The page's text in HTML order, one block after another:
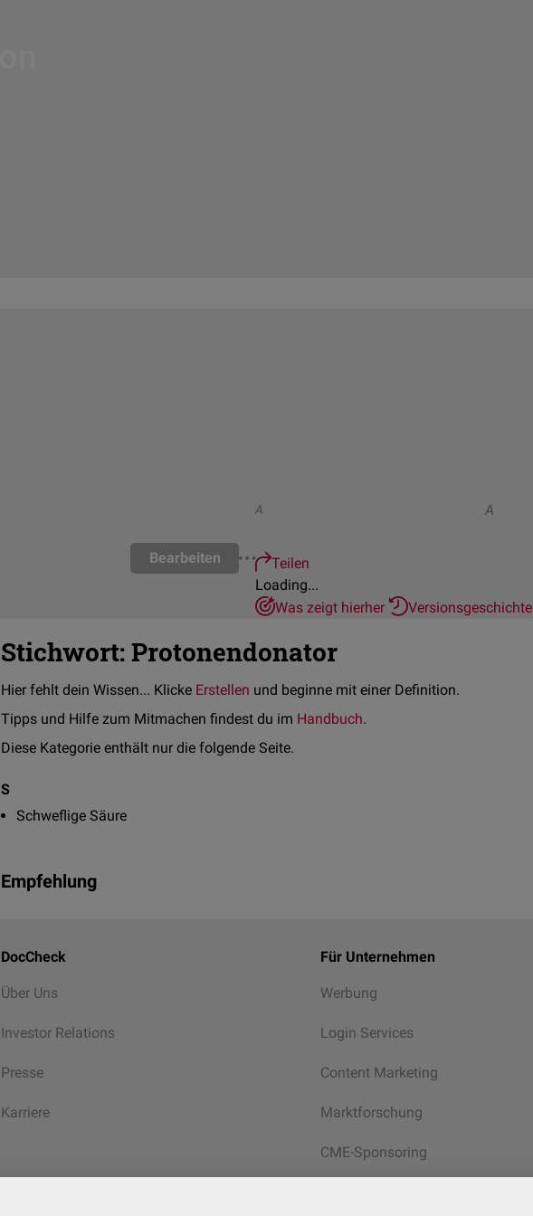
Bearbeiten
A A
Teilen
Loading...
Was zeigt hierher
Versionsgeschichte
Stichwort: Protonendonator
Hier fehlt dein Wissen... Klicke Erstellen und beginne mit einer Definition.
Tipps und Hilfe zum Mitmachen findest du im Handbuch.
Diese Kategorie enthält nur die folgende Seite.
S
Schweflige Säure
Empfehlung
DocCheck
Über Uns
Investor Relations
Presse
Karriere
Für Unternehmen
Werbung
Login Services
Content Marketing
Marktforschung
CME-Sponsoring